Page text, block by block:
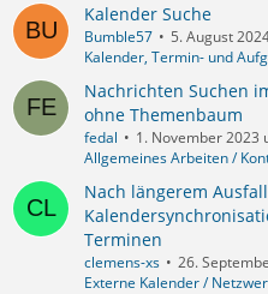
Kalender Suche
Bumble57
5. August
Kalender, Termin- und
Nachrichten Suchen
ohne Themenbaum
fedal
1. November 2023
Allgemeines Arbeiten /
Nach längerem
Terminen
clemens-xs
26.
Externe Kalender /